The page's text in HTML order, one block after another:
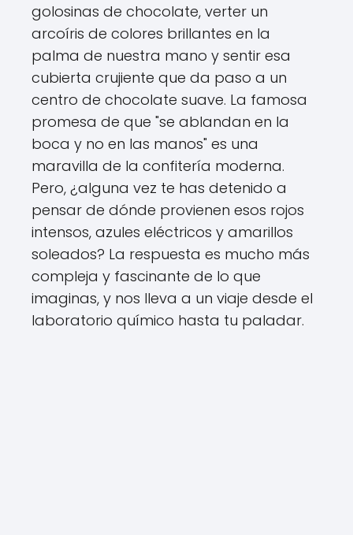
golosinas de chocolate, verter un
arcoíris de colores brillantes en la
palma de nuestra mano y sentir esa
cubierta crujiente que da paso a un
centro de chocolate suave. La famosa
promesa de que "se ablandan en la
boca y no en las manos" es una
maravilla de la confitería moderna.
Pero, ¿alguna vez te has detenido a
pensar de dónde provienen esos rojos
intensos, azules eléctricos y amarillos
soleados? La respuesta es mucho más
compleja y fascinante de lo que
imaginas, y nos lleva a un viaje desde el
laboratorio químico hasta tu paladar.